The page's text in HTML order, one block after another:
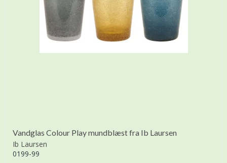
Vandglas Colour Play mundblæst fra Ib Laursen
Ib Laursen
0199-99